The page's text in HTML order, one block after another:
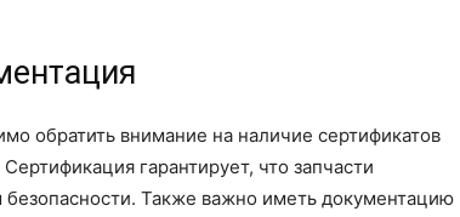
обратить внимание на наличие сертификатов
гарантирует, что запчасти
безопасности. Также важно иметь документацию